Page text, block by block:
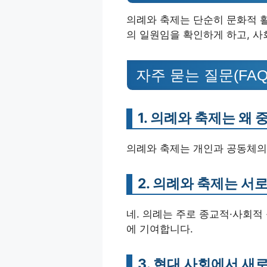
의례와 축제는 단순히 문화적
의 일원임을 확인하게 하고,
자주 묻는 질문
1. 의례와 축제는 왜
의례와 축제는 개인과 공동체
2. 의례와 축제는 서
네. 의례는 주로 종교적·사회
에 기여합니다.